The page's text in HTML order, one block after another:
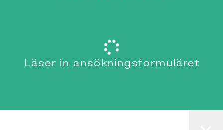
Läser in ansökningsformuläret